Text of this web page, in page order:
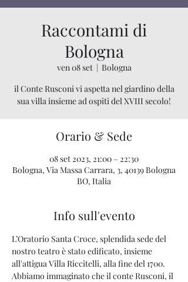
Raccontami di
Bologna
ven 08 set
  |
Bologna
il Conte Rusconi vi aspetta nel giardino della
sua villa insieme ad ospiti del XVIII secolo!
Orario & Sede
08 set 2023, 21:00 – 22:30
Bologna, Via Massa Carrara, 3, 40139 Bologna
BO, Italia
Info sull'evento
L’Oratorio Santa Croce, splendida sede del
nostro teatro è stato edificato, insieme
all'attigua Villa Riccitelli, alla fine del 1700.
Abbiamo immaginato che il conte Rusconi, il